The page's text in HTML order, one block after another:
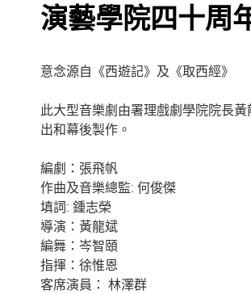
演藝學院四十周
意念源自《西遊記》及《取西經》
此大型音樂劇由署理戲劇學院院長
出和幕後製作。
編劇：張飛帆
作曲及音樂總監: 何俊傑
填詞: 鍾志榮
導演：黃龍斌
編舞：岑智頤
指揮：徐惟恩
客席演員： 林澤群